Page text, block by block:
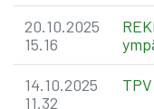
20.10.2025
15.16
14.10.2025
11.32